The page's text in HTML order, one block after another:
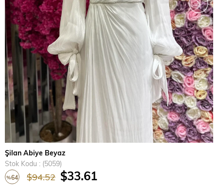
Şilan Abiye Beyaz
Stok Kodu
(5059)
%64 $94.52 $33.61